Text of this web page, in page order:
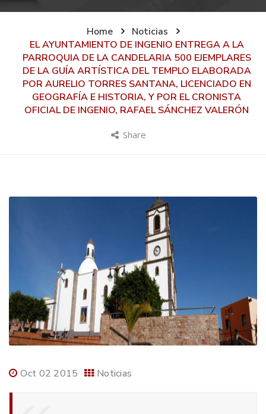
Home
Noticias
EL AYUNTAMIENTO DE INGENIO ENTREGA A LA
PARROQUIA DE LA CANDELARIA 500 EJEMPLARES
DE LA GUÍA ARTÍSTICA DEL TEMPLO ELABORADA
POR AURELIO TORRES SANTANA, LICENCIADO EN
GEOGRAFÍA E HISTORIA, Y POR EL CRONISTA
OFICIAL DE INGENIO, RAFAEL SÁNCHEZ VALERÓN
Share
Oct 02 2015 Noticias